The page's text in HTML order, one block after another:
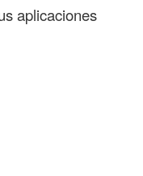
aplicaciones